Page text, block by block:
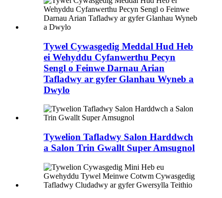
Tywel Cywasgedig Meddal Hud Heb
ei Wehyddu Cyfanwerthu Pecyn
Sengl o Feinwe Darnau Arian
Tafladwy ar gyfer Glanhau Wyneb a
Dwylo
Tywelion Tafladwy Salon Harddwch
a Salon Trin Gwallt Super Amsugnol